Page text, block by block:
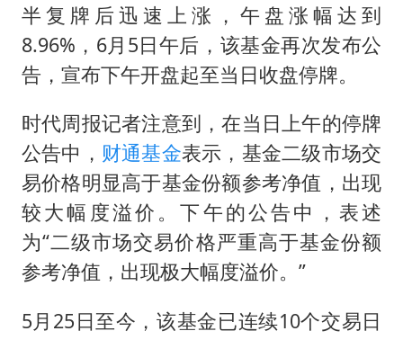
余承东口误将24999元电脑报成2499
总书记关心百姓身边这些民生大事
半复牌后迅速上涨，午盘涨幅达到
8.96%，6月5日午后，该基金再次发布公
告，宣布下午开盘起至当日收盘停牌。
时代周报记者注意到，在当日上午的停牌
公告中， 财通基金表示，基金二级市场交
易价格明显高于基金份额参考净值，出现
较大幅度溢价。下午的公告中，表述
为“二级市场交易价格严重高于基金份额
参考净值，出现极大幅度溢价。”
5月25日至今，该基金已连续10个交易日